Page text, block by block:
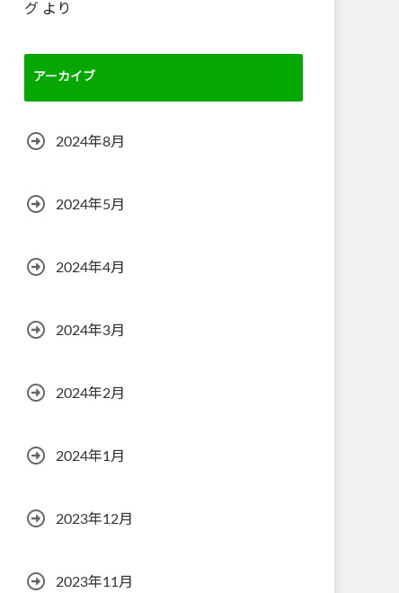
グ より
アーカイブ
2024年8月
2024年5月
2024年4月
2024年3月
2024年2月
2024年1月
2023年12月
2023年11月